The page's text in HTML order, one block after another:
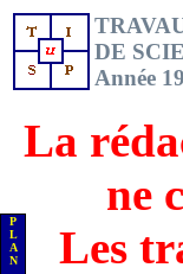
P
L
A
N
DE
Année
La
ne
Les